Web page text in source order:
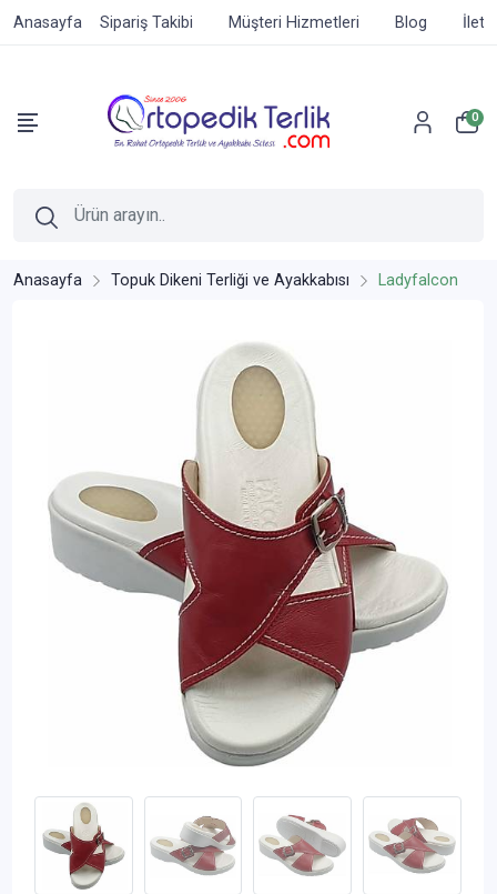
Anasayfa Sipariş Takibi Müşteri Hizmetleri Blog
0
Anasayfa Topuk Dikeni Terliği ve Ayakkabısı Ladyfalcon